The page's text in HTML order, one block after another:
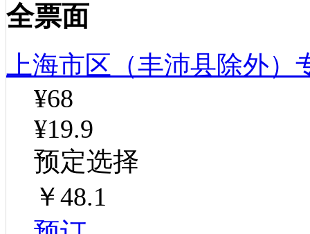
全票面
上海市区（丰沛县除外）
¥68
¥19.9
预定选择
￥48.1